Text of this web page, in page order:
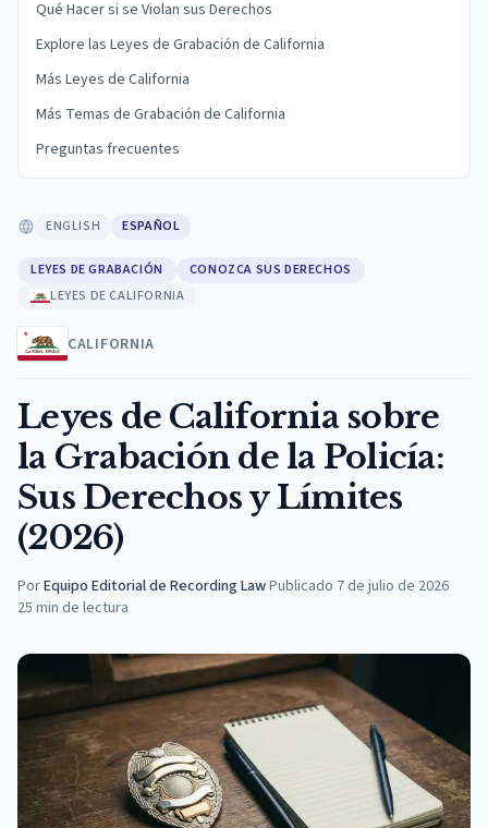
Qué Hacer si se Violan sus Derechos
Explore las Leyes de Grabación de California
Más Leyes de California
Más Temas de Grabación de California
Preguntas frecuentes
ENGLISH ESPAÑOL
LEYES DE GRABACIÓN
CONOZCA SUS DERECHOS
LEYES DE CALIFORNIA
CALIFORNIA
Leyes de California sobre
la Grabación de la Policía:
Sus Derechos y Límites
(2026)
PorEquipo Editorial de Recording Law·Publicado 7 de julio de 2026
25 min de lectura